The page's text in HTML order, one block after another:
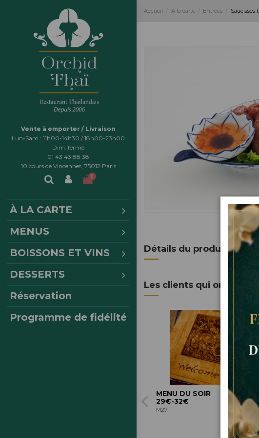
Vente à emporter / Livraison
Lun-Sam : 11h00-14h30 / 18h00-23h00
Dim: fermé
01 43 43 88 38
10 cours de Vincennes, 75012 Paris
0
À LA CARTE
MENUS
BOISSONS ET VINS
DESSERTS
Réservation
Programme de fidélité
Accueil A la carte Entrées Saucisses
Détails du produit
Les clients qui ont
MENU DU SOIR
29€-32€
M27
29,00 €